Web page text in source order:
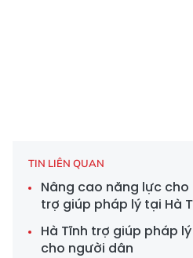
TIN LIÊN QUAN
Nâng cao năng lực
trợ giúp pháp lý tại Hà
Hà Tĩnh trợ giúp pháp
cho người dân